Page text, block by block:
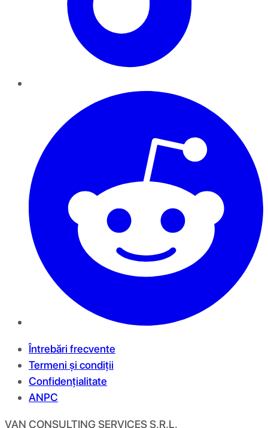
Întrebări frecvente
Termeni și condiții
Confidențialitate
ANPC
VAN CONSULTING SERVICES S.R.L.